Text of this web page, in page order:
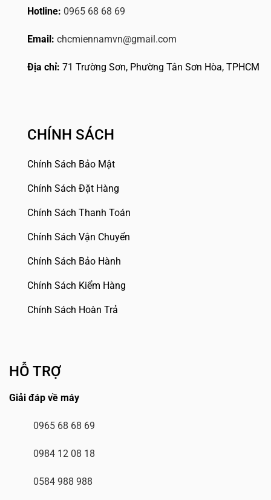
Hotline: 0965 68 68 69
Email: chcmiennamvn@gmail.com
Địa chỉ: 71 Trường Sơn, Phường Tân Sơn Hòa, TPHCM
CHÍNH SÁCH
Chính Sách Bảo Mật
Chính Sách Đặt Hàng
Chính Sách Thanh Toán
Chính Sách Vận Chuyển
Chính Sách Bảo Hành
Chính Sách Kiểm Hàng
Chính Sách Hoàn Trả
HỖ TRỢ
Giải đáp về máy
0965 68 68 69
0984 12 08 18
0584 988 988